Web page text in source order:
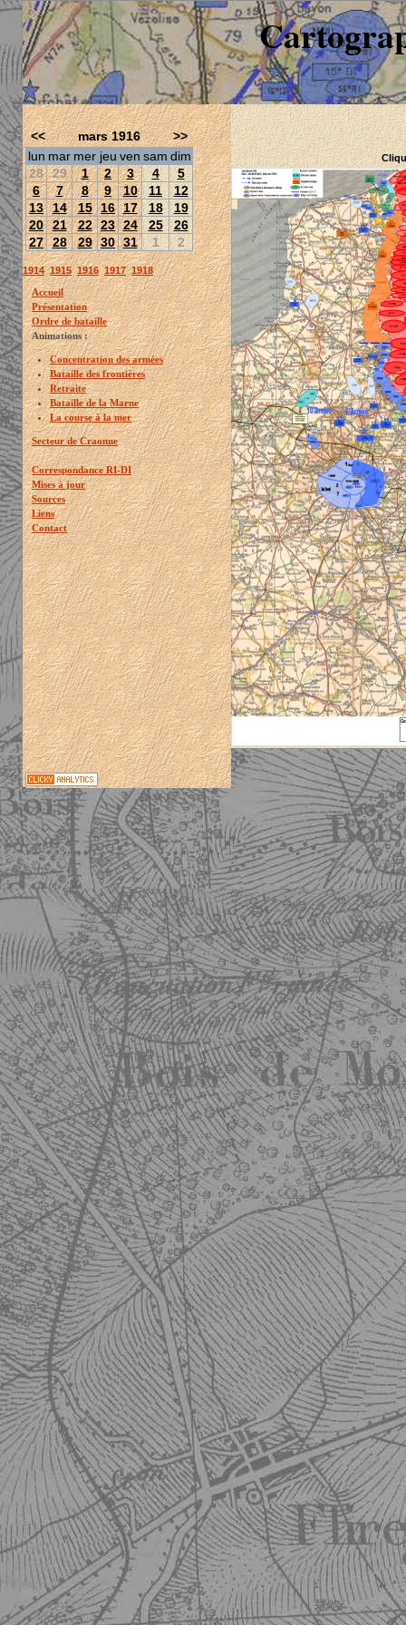
<< mars 1916
>>
lun mar mer jeu ven sam dim
28 29 1 2 3 4
5
6
7 8 9 10 11
12
13 14 15 16 17 18
19
20 21 22 23 24 25
26
27 28 29 30 31 1 2
1914 1915 1916 1917 1918
Accueil
Présentation
Ordre de bataille
Animations :
Concentration des armées
Bataille des frontières
Retraite
Bataille de la Marne
La course à la mer
Secteur de Craonne
Correspondance RI-DI
Mises à jour
Sources
Liens
Contact